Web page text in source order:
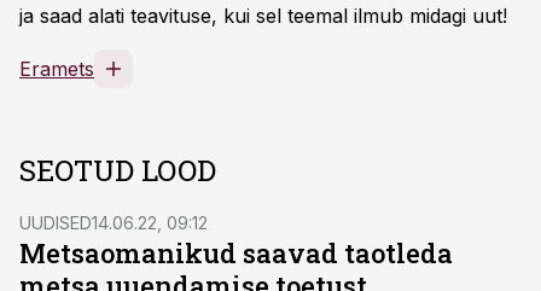
ja saad alati teavituse, kui sel teemal ilmub midagi uut!
Eramets
SEOTUD LOOD
UUDISED14.06.22, 09:12
Metsaomanikud saavad taotleda